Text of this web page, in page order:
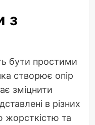
з
бути простими
створює опір
зміцнити
в різних
жорсткістю та